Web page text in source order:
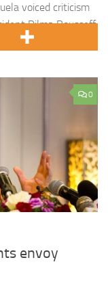
voiced criticism
Dilma Rousseff,
0
envoy